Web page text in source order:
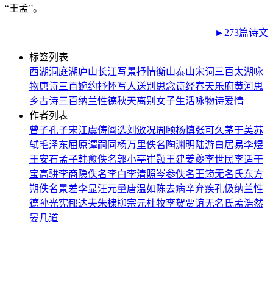
“王孟”。
►273篇诗文
标签列表
西湖洞庭湖庐山长江写景抒情衡山泰山宋词三百太湖 咏
物唐诗三百婉约抒怀写人送别 思念诗经春天乐府黄河思
乡古诗三百纳兰性德秋天离别 女子生活咏物诗爱情
作者列表
曾子孔子宋江虞俦阎选刘攽况周颐杨慎张可久茅于美苏
轼毛泽东屈原谭嗣同杨万里佚名 陶渊明 陆游白居易李煜
王安石孟子韩愈佚名郭小亭崔颢王建姜夔李世民李适干
宝高骈李商隐佚名李白李清照岑参佚名 王筠无名氏东方
朔佚名景差李显汪元量唐温如 陈去病辛弃疾孔伋纳兰性
德孙光宪郁达夫朱棣柳宗元杜牧李贺贾谊无名氏孟浩然
晏几道